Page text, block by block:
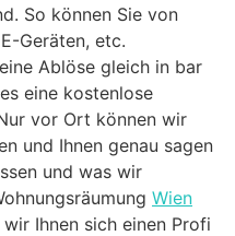
So können Sie von
Geräten, etc.
Ablöse gleich in bar
eine kostenlose
vor Ort können wir
und Ihnen genau sagen
und was wir
Wien
Ihnen sich einen Profi